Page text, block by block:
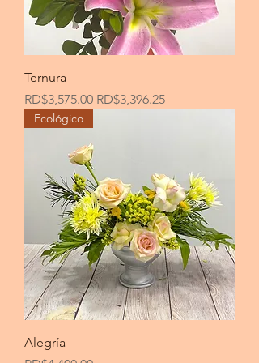
Ternura
Precio
RD$3,575.00 Precio de oferta
RD$3,396.25
Ecológico
Alegría